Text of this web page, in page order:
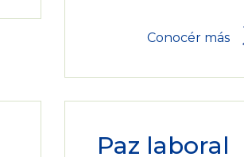
Conocér más
Paz laboral